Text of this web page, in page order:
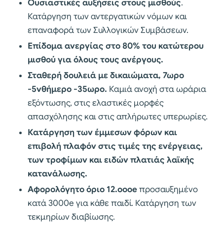
Ουσιαστικές αυξήσεις στους μισθούς.
Κατάργηση των αντεργατικών νόμων και
επαναφορά των Συλλογικών Συμβάσεων.
Επίδομα ανεργίας στο 80% του κατώτερου
μισθού για όλους τους ανέργους.
Σταθερή δουλειά με δικαιώματα, 7ωρο
-5νθήμερο -35ωρο. Καμιά ανοχή στα ωράρια
εξόντωσης, στις ελαστικές μορφές
απασχόλησης και στις απλήρωτες υπερωρίες.
Κατάργηση των έμμεσων φόρων και
επιβολή πλαφόν στις τιμές της ενέργειας,
των τροφίμων και ειδών πλατιάς λαϊκής
κατανάλωσης.
Αφορολόγητο όριο 12.οοοeπροσαυξημένο
κατά 3000e για κάθε παιδί. Κατάργηση των
τεκμηρίων διαβίωσης.